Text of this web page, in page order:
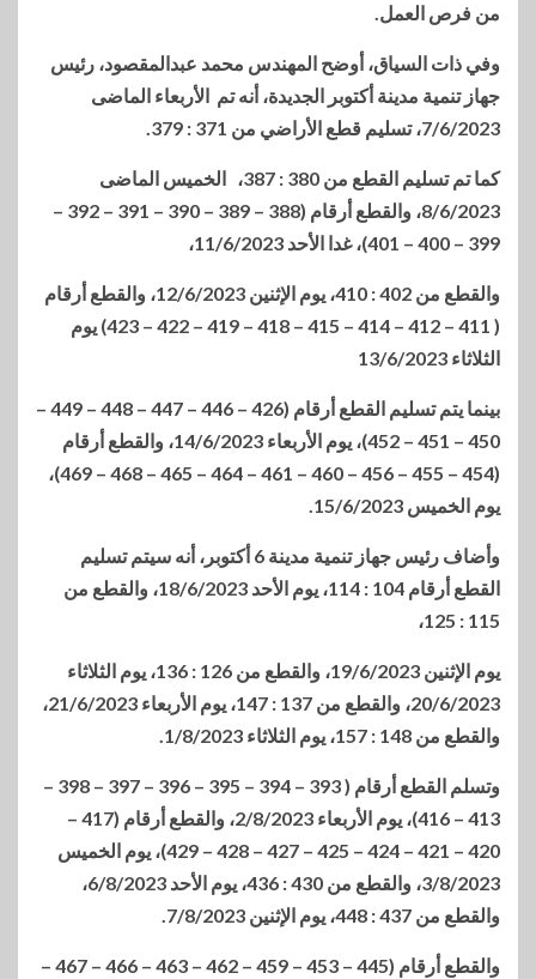
من فرص العمل.
وفي ذات السياق، أوضح المهندس محمد عبدالمقصود، رئيس
جهاز تنمية مدينة أكتوبر الجديدة، أنه تم الأربعاء الماضى
7/6/2023، تسليم قطع الأراضي من 371 : 379.
كما تم تسليم القطع من 380 : 387، الخميس الماضى
8/6/2023، والقطع أرقام (388 – 389 – 390 – 391 – 392 –
399 – 400 – 401)، غدا الأحد 11/6/2023،
والقطع من 402 : 410، يوم الإثنين 12/6/2023، والقطع أرقام
( 411 – 412 – 414 – 415 – 418 – 419 – 422 – 423) يوم
الثلاثاء 13/6/2023
بينما يتم تسليم القطع أرقام (426 – 446 – 447 – 448 – 449 –
450 – 451 – 452)، يوم الأربعاء 14/6/2023، والقطع أرقام
(454 – 455 – 456 – 460 – 461 – 464 – 465 – 468 – 469)،
يوم الخميس 15/6/2023.
وأضاف رئيس جهاز تنمية مدينة 6 أكتوبر، أنه سيتم تسليم
القطع أرقام 104 : 114، يوم الأحد 18/6/2023، والقطع من
115 : 125،
يوم الإثنين 19/6/2023، والقطع من 126 : 136، يوم الثلاثاء
20/6/2023، والقطع من 137 : 147، يوم الأربعاء 21/6/2023،
والقطع من 148 : 157، يوم الثلاثاء 1/8/2023.
وتسلم القطع أرقام ( 393 – 394 – 395 – 396 – 397 – 398 –
413 – 416)، يوم الأربعاء 2/8/2023، والقطع أرقام (417 –
420 – 421 – 424 – 425 – 427 – 428 – 429)، يوم الخميس
3/8/2023، والقطع من 430 : 436، يوم الأحد 6/8/2023،
والقطع من 437 : 448، يوم الإثنين 7/8/2023.
والقطع أرقام (445 – 453 – 459 – 462 – 463 – 466 – 467 –